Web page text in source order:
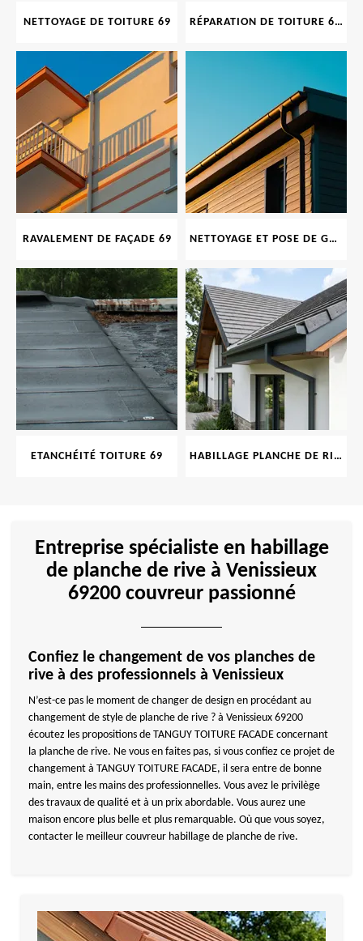
NETTOYAGE DE TOITURE 69 RÉPARATION DE TOITURE 69 RHONE, TUILES CASSÉES OU ABIMÉES
RAVALEMENT DE FAÇADE 69 NETTOYAGE ET POSE DE GOUTTIÈRE 69
ETANCHÉITÉ TOITURE 69 HABILLAGE PLANCHE DE RIVE 69
Entreprise spécialiste en habillage
de planche de rive à Venissieux
69200 couvreur passionné
Confiez le changement de vos planches de
rive à des professionnels à Venissieux
N’est-ce pas le moment de changer de design en procédant au
changement de style de planche de rive ? à Venissieux 69200
écoutez les propositions de TANGUY TOITURE FACADE concernant
la planche de rive. Ne vous en faites pas, si vous confiez ce projet de
changement à TANGUY TOITURE FACADE, il sera entre de bonne
main, entre les mains des professionnelles. Vous avez le privilège
des travaux de qualité et à un prix abordable. Vous aurez une
maison encore plus belle et plus remarquable. Où que vous soyez,
contacter le meilleur couvreur habillage de planche de rive.